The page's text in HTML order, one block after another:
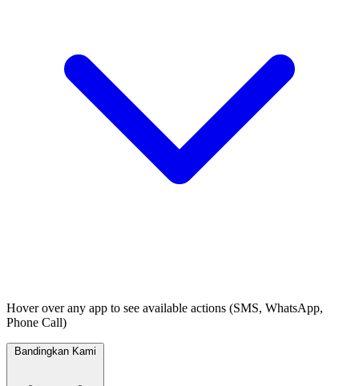
Hover over any app to see available actions (SMS, WhatsApp,
Phone Call)